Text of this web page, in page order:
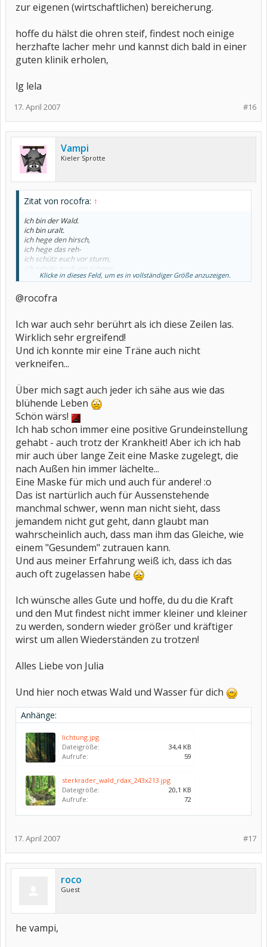
zur eigenen (wirtschaftlichen) bereicherung.
hoffe du hälst die ohren steif, findest noch einige
herzhafte lacher mehr und kannst dich bald in einer
guten klinik erholen,
lg lela
#16
17. April 2007
Vampi
Kieler Sprotte
Zitat von rocofra: ↑
Ich bin der Wald.
ich bin uralt.
ich hege den hirsch,
ich hege das reh-
ich schütz euch vor sturm,
ich schütz euch vor schnee.
ich wehre den frost,
ich hüte die scholle-
ich heiz euch den herd-
darum, ihr menschen,
haltet mich wert.
Klicke in dieses Feld, um es in vollständiger Größe anzuzeigen.
@rocofra
Ich war auch sehr berührt als ich diese Zeilen las.
Wirklich sehr ergreifend!
Und ich konnte mir eine Träne auch nicht
verkneifen...
Über mich sagt auch jeder ich sähe aus wie das
blühende Leben
Schön wärs!
Ich hab schon immer eine positive Grundeinstellung
gehabt - auch trotz der Krankheit! Aber ich ich hab
mir auch über lange Zeit eine Maske zugelegt, die
nach Außen hin immer lächelte...
Eine Maske für mich und auch für andere! :o
Das ist nartürlich auch für Aussenstehende
manchmal schwer, wenn man nicht sieht, dass
jemandem nicht gut geht, dann glaubt man
wahrscheinlich auch, dass man ihm das Gleiche, wie
einem "Gesundem" zutrauen kann.
Und aus meiner Erfahrung weiß ich, dass ich das
auch oft zugelassen habe
Ich wünsche alles Gute und hoffe, du du die Kraft
und den Mut findest nicht immer kleiner und kleiner
zu werden, sondern wieder größer und kräftiger
wirst um allen Wiederständen zu trotzen!
Alles Liebe von Julia
Und hier noch etwas Wald und Wasser für dich
Anhänge:
lichtung.jpg
Dateigröße:
34,4 KB
Aufrufe:
59
sterkrader_wald_rdax_243x213.jpg
Dateigröße:
20,1 KB
Aufrufe:
72
#17
17. April 2007
roco
Guest
he vampi,